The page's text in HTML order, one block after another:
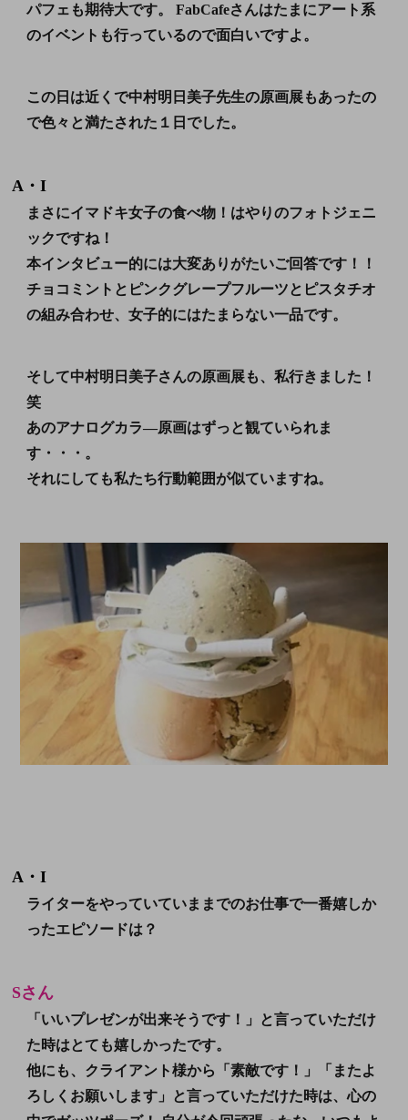
パフェも期待大です。 FabCafeさんはたまにアート系
のイベントも行っているので面白いですよ。
この日は近くで中村明日美子先生の原画展もあったの
で色々と満たされた１日でした。
A・I
まさにイマドキ女子の食べ物！はやりのフォトジェニ
ックですね！
本インタビュー的には大変ありがたいご回答です！！
チョコミントとピンクグレープフルーツとピスタチオ
の組み合わせ、女子的にはたまらない一品です。
そして中村明日美子さんの原画展も、私行きました！
笑
あのアナログカラ―原画はずっと観ていられま
す・・・。
それにしても私たち行動範囲が似ていますね。
A・I
ライターをやっていていままでのお仕事で一番嬉しか
ったエピソードは？
Sさん
「いいプレゼンが出来そうです！」と言っていただけ
た時はとても嬉しかったです。
他にも、クライアント様から「素敵です！」「またよ
ろしくお願いします」と言っていただけた時は、心の